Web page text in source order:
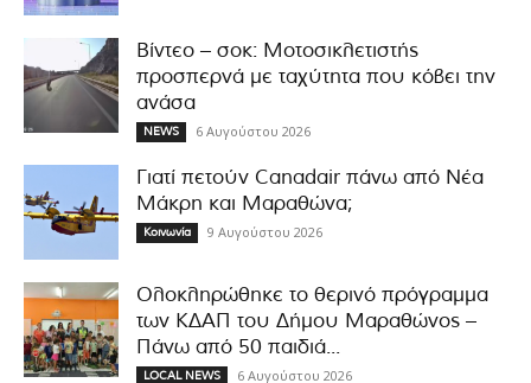
Βίντεο – σοκ: Μοτοσικλετιστής
προσπερνά με ταχύτητα που κόβει την
ανάσα
NEWS 6 Αυγούστου 2026
Γιατί πετούν Canadair πάνω από Νέα
Μάκρη και Μαραθώνα;
Κοινωνία 9 Αυγούστου 2026
Ολοκληρώθηκε το θερινό πρόγραμμα
των ΚΔΑΠ του Δήμου Μαραθώνος –
Πάνω από 50 παιδιά...
LOCAL NEWS 6 Αυγούστου 2026